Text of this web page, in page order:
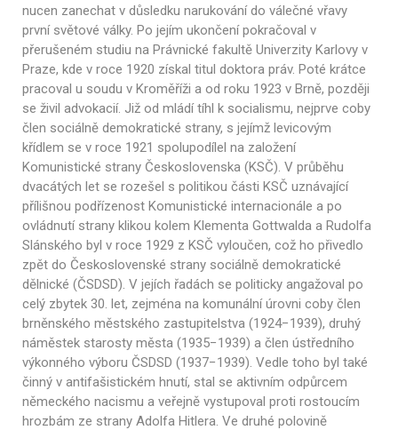
nucen zanechat v důsledku narukování do válečné vřavy
první světové války. Po jejím ukončení pokračoval v
přerušeném studiu na Právnické fakultě Univerzity Karlovy v
Praze, kde v roce 1920 získal titul doktora práv. Poté krátce
pracoval u soudu v Kroměříži a od roku 1923 v Brně, později
se živil advokacií. Již od mládí tíhl k socialismu, nejprve coby
člen sociálně demokratické strany, s jejímž levicovým
křídlem se v roce 1921 spolupodílel na založení
Komunistické strany Československa (KSČ). V průběhu
dvacátých let se rozešel s politikou části KSČ uznávající
přílišnou podřízenost Komunistické internacionále a po
ovládnutí strany klikou kolem Klementa Gottwalda a Rudolfa
Slánského byl v roce 1929 z KSČ vyloučen, což ho přivedlo
zpět do Československé strany sociálně demokratické
dělnické (ČSDSD). V jejích řadách se politicky angažoval po
celý zbytek 30. let, zejména na komunální úrovni coby člen
brněnského městského zastupitelstva (1924−1939), druhý
náměstek starosty města (1935−1939) a člen ústředního
výkonného výboru ČSDSD (1937−1939). Vedle toho byl také
činný v antifašistickém hnutí, stal se aktivním odpůrcem
německého nacismu a veřejně vystupoval proti rostoucím
hrozbám ze strany Adolfa Hitlera. Ve druhé polovině